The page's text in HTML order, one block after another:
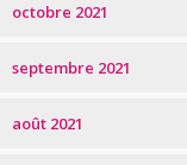
octobre 2021
septembre 2021
août 2021